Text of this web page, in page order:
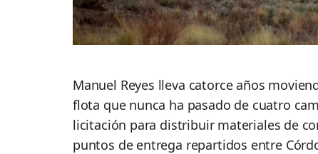
Manuel Reyes lleva catorce años
flota que nunca ha pasado de cuatro
licitación para distribuir materiales de
puntos de entrega repartidos entre